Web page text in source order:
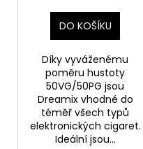
DO KOŠÍKU
Díky vyváženému
poměru hustoty
50VG/50PG jsou
Dreamix vhodné do
téměř všech typů
elektronických cigaret.
Ideální jsou...